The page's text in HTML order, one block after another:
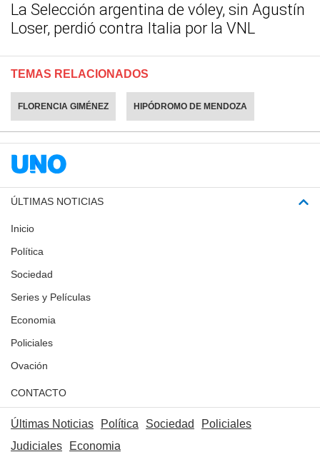
La Selección argentina de vóley, sin Agustín
Loser, perdió contra Italia por la VNL
TEMAS RELACIONADOS
FLORENCIA GIMÉNEZ HIPÓDROMO DE MENDOZA
ÚLTIMAS NOTICIAS
Inicio
Política
Sociedad
Series y Películas
Economia
Policiales
Ovación
CONTACTO
Últimas Noticias Política Sociedad
Policiales
Judiciales
Economia